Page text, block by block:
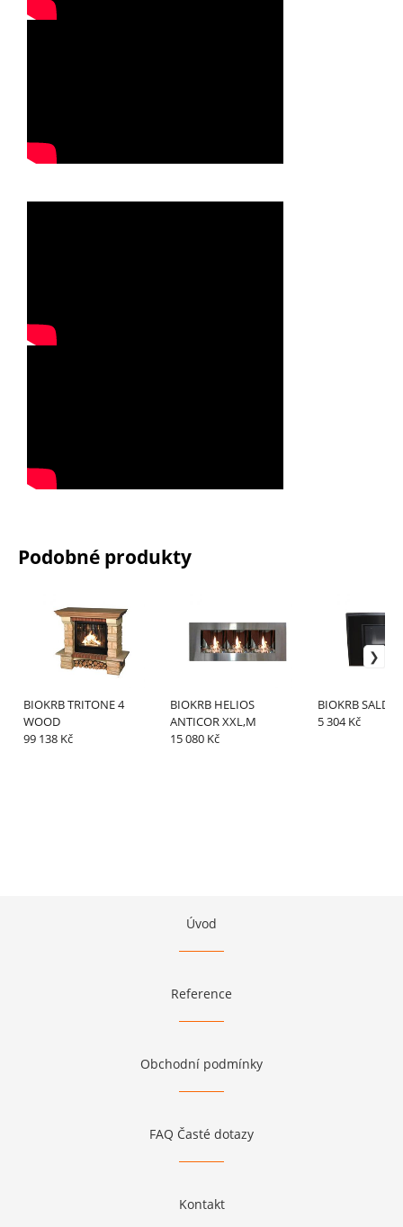
Podobné produkty
BIOKRB TRITONE 4
WOOD
99 138 Kč
BIOKRB HELIOS
ANTICOR XXL,M
15 080 Kč
BIOKRB
5 304 Kč
Úvod
Reference
Obchodní podmínky
FAQ Časté dotazy
Kontakt